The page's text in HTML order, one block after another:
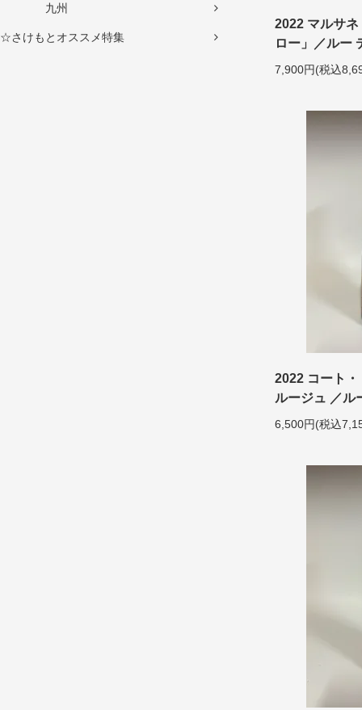
九州
☆さけもとオススメ特集
2022 マルサ
ロー」／ルー
7,900円(税込
2022 コート
ルージュ ／ル
6,500円(税込